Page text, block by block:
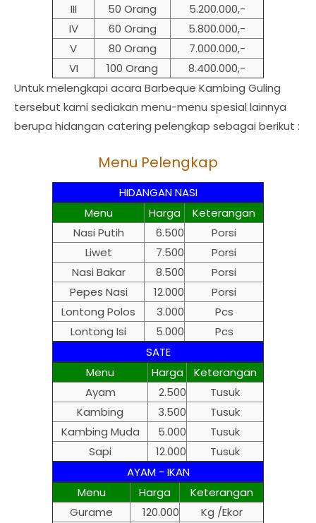
III
50 Orang
5.200.000,-
IV
60 Orang
5.800.000,-
V
80 Orang
7.000.000,-
VI
100 Orang
8.400.000,-
Untuk melengkapi acara Barbeque Kambing Guling
tersebut kami sediakan menu-menu spesial lainnya
berupa hidangan catering pelengkap sebagai berikut :
Menu Pelengkap
HIDANGAN NASI
Menu
Harga
Keterangan
Nasi Putih
6.500
Porsi
Liwet
7.500
Porsi
Nasi Bakar
8.500
Porsi
Pepes Nasi
12.000
Porsi
Lontong Polos
3.000
Pcs
Lontong Isi
5.000
Pcs
SATE
Menu
Harga
Keterangan
Ayam
2.500
Tusuk
Kambing
3.500
Tusuk
Kambing Muda
5.000
Tusuk
Sapi
12.000
Tusuk
AYAM - IKAN
Menu
Harga
Keterangan
Gurame
120.000
Kg /Ekor